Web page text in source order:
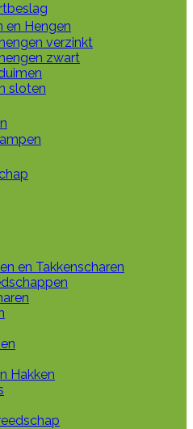
en Hengen
verzinkt
zwart
sloten
en Takkenscharen
Hakken